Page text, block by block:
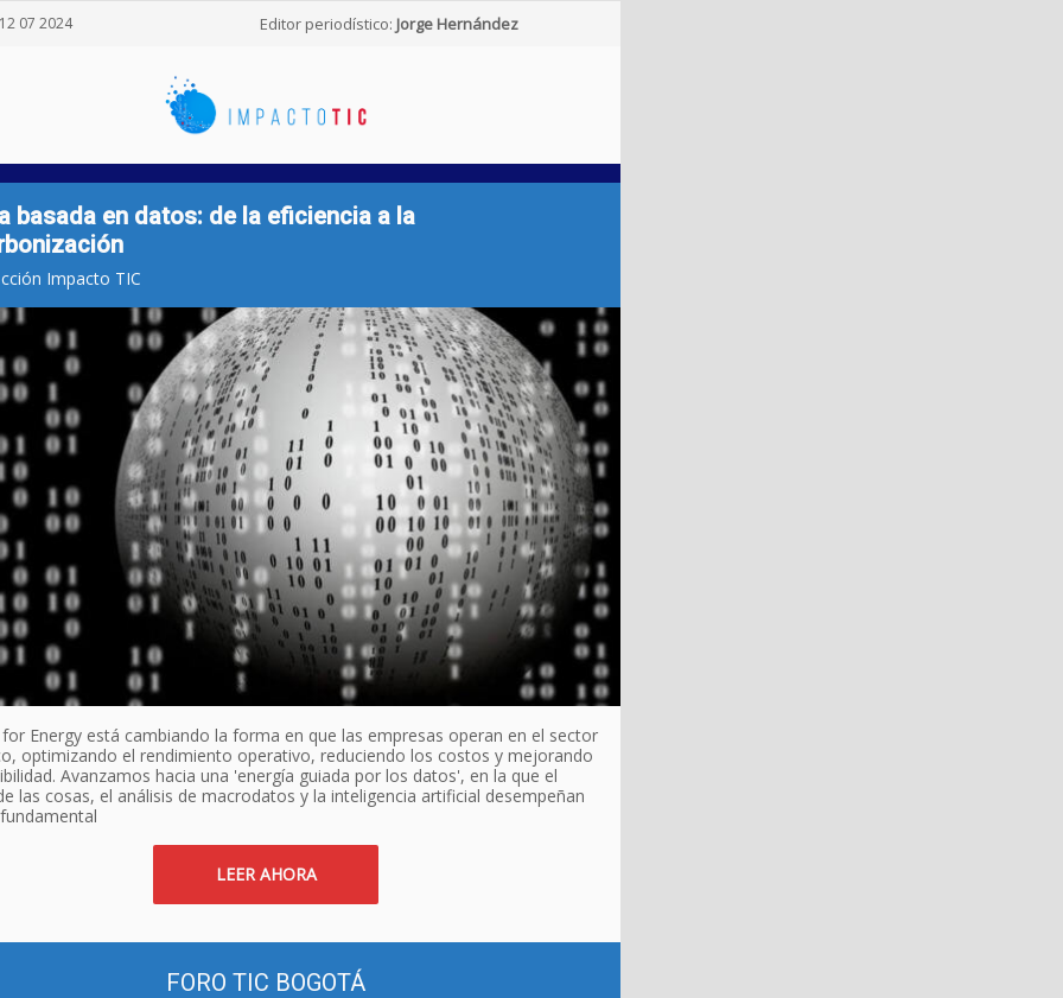
07 2024 Editor periodístico: Jorge Hernández
basada en datos: de la eficiencia a la
Impacto TIC
Energy está cambiando la forma en que las empresas operan en el sector
optimizando el rendimiento operativo, reduciendo los costos y mejorando
Avanzamos hacia una 'energía guiada por los datos', en la que el
las cosas, el análisis de macrodatos y la inteligencia artificial desempeñan
LEER AHORA
FORO TIC BOGOTÁ